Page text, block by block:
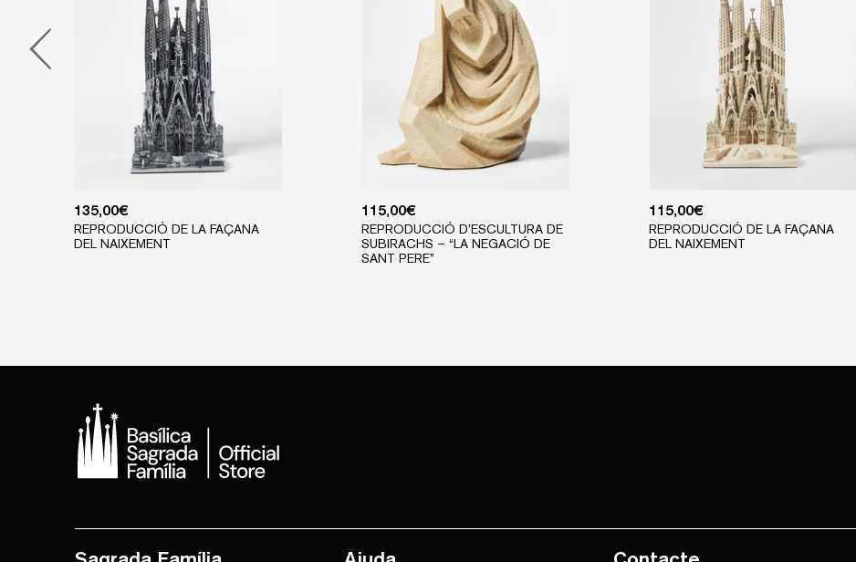
135,00€
REPRODUCCIÓ DE LA FAÇANA
DEL NAIXEMENT
115,00€
REPRODUCCIÓ D’ESCULTURA DE
SUBIRACHS – “LA NEGACIÓ DE
SANT PERE”
115,00€
REPRODUCCIÓ DE LA FAÇANA
DEL NAIXEMENT